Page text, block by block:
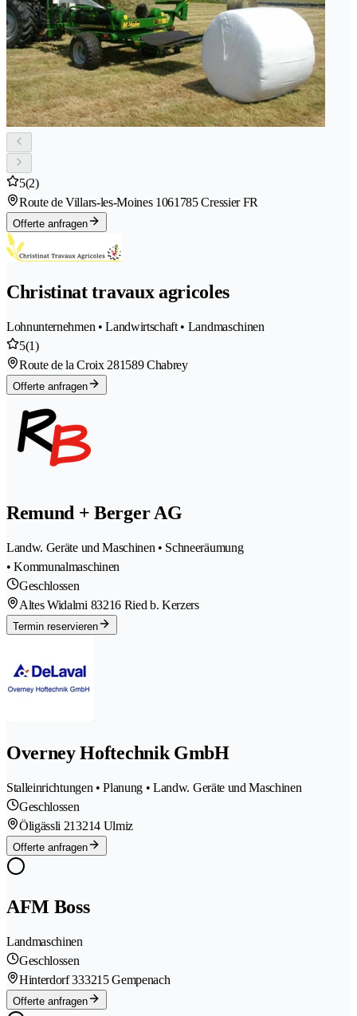
5(2)
Route de Villars-les-Moines 1061785 Cressier FR
Offerte anfragen
Christinat travaux agricoles
Lohnunternehmen • Landwirtschaft • Landmaschinen
5(1)
Route de la Croix 281589 Chabrey
Offerte anfragen
Remund + Berger AG
Landw. Geräte und Maschinen • Schneeräumung
• Kommunalmaschinen
Geschlossen
Altes Widalmi 83216 Ried b. Kerzers
Termin reservieren
Overney Hoftechnik GmbH
Stalleinrichtungen • Planung • Landw. Geräte und Maschinen
Geschlossen
Öligässli 213214 Ulmiz
Offerte anfragen
AFM Boss
Landmaschinen
Geschlossen
Hinterdorf 333215 Gempenach
Offerte anfragen